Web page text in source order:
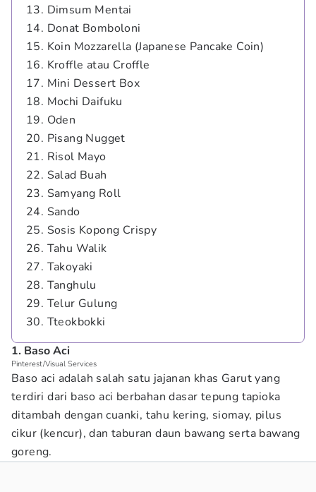
13. Dimsum Mentai
14. Donat Bomboloni
15. Koin Mozzarella (Japanese Pancake Coin)
16. Kroffle atau Croffle
17. Mini Dessert Box
18. Mochi Daifuku
19. Oden
20. Pisang Nugget
21. Risol Mayo
22. Salad Buah
23. Samyang Roll
24. Sando
25. Sosis Kopong Crispy
26. Tahu Walik
27. Takoyaki
28. Tanghulu
29. Telur Gulung
30. Tteokbokki
1. Baso Aci
Pinterest/Visual Services
Baso aci adalah salah satu jajanan khas Garut yang
terdiri dari baso aci berbahan dasar tepung tapioka
ditambah dengan cuanki, tahu kering, siomay, pilus
cikur (kencur), dan taburan daun bawang serta bawang
goreng.